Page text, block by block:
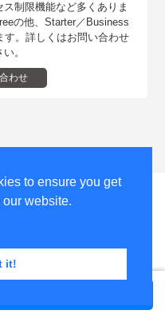
to ensure you get
website.
it!
制限機能など多くありま
の他、Starter／Business
す。詳しくはお問い合わせ
。
わせ